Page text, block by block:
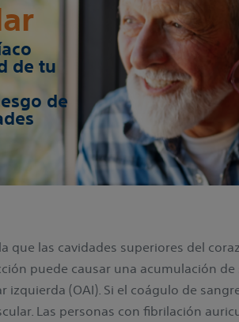
de tu
de
que las cavidades superiores del
puede causar una acumulación
(OAI). Si el coágulo de
Las personas con fibrilación